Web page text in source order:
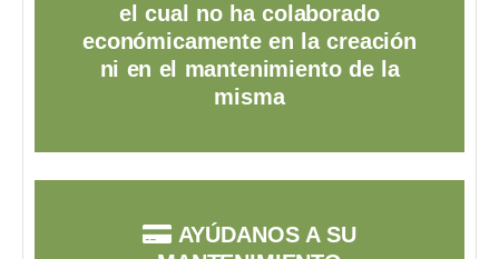
el cual no ha colaborado
económicamente en la creación
ni en el mantenimiento de la
misma
AYÚDANOS A SU